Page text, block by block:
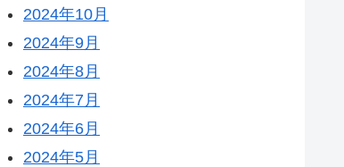
2024年10月
2024年9月
2024年8月
2024年7月
2024年6月
2024年5月